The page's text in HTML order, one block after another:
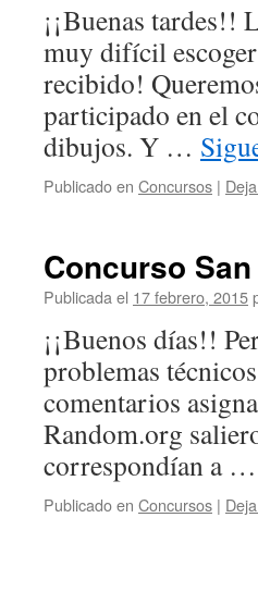
¡¡Buenas
muy difícil
recibido!
participado en el
dibujos. Y …
Publicado en Concursos |
Concurso
Publicada el 17 febrero, 2015
¡¡Buenos días!!
problemas
comentarios
Random.org
correspondían a …
Publicado en Concursos |